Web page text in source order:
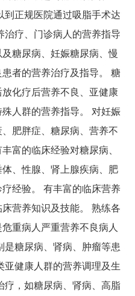
正规医院通过吸脂手术达
疗、门诊病人的营养指导
糖尿病、妊娠糖尿病、慢
者的营养治疗及指导。 糖
化疗后营养不良、亚健康
人群的营养指导。 对妊娠
肥胖症、糖尿病、营养不
富的临床经验对糖尿病、
、性腺、肾上腺疾病、肥
经验。 有丰富的临床营养
营养知识及技能。 熟练各
重病人严重营养不良病人
糖尿病、肾病、肿瘤等患
健康人群的营养调理及生
，如糖尿病、肾病、高脂